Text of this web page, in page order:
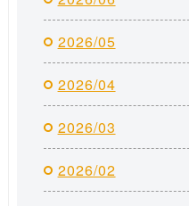
2026/05
2026/04
2026/03
2026/02